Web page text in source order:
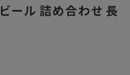
ール 詰め合わせ 長